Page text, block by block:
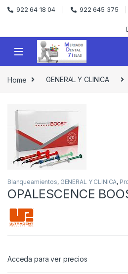
Skip to navigation
Skip to content
922 64 18 04 922 645 375
Home GENERAL Y CLINICA
Blanqueamientos, GENERAL Y CLINICA,
OPALESCENCE
Acceda para ver precios